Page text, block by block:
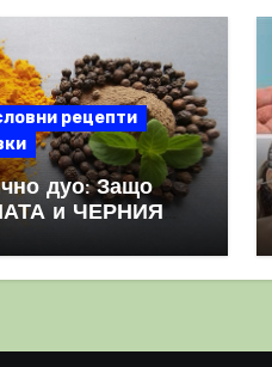
рецепти
дуо: Защо
и ЧЕРНИЯ